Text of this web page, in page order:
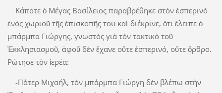
Κάποτε ὁ Μέγας Βασίλειος παραβρέθηκε στὸν ἑσπερινὸ
ἑνὸς χωριοῦ τῆς ἐπισκοπῆς του καὶ διέκρινε, ὅτι ἔλειπε ὁ
μπάρμπα Γιώργης, γνωστὸς γιὰ τὸν τακτικὸ τοῦ
Ἐκκλησιασμοῦ, ἀφοῦ δὲν ἔχανε οὔτε ἑσπερινό, οὔτε ὄρθρο.
Ρώτησε τὸν ἱερέα:
-Πάτερ Μιχαήλ, τὸν μπάρμπα Γιώργη δὲν βλέπω στὴν